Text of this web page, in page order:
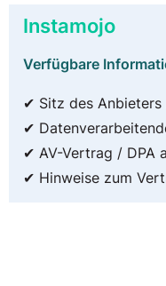
Instamojo
Verfügbare
✔ Sitz des Anbieters
✔
✔ AV-Vertrag / DPA
✔ Hinweise zum